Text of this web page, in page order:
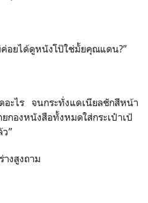
ค่อยได้ดูหนังโป๊ใช่มั้ยคุณแดน?”
ไร จนกระทั่งแดเนียลชักสีหน้า
กองหนังสือทั้งหมดใส่กระเป๋าเป้
”
งสูงถาม